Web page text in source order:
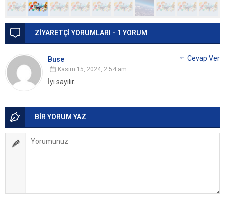
ZİYARETÇİ YORUMLARI - 1 YORUM
Buse
Kasım 15, 2024, 2:54 am
İyi sayılır.
Cevap Ver
BİR YORUM YAZ